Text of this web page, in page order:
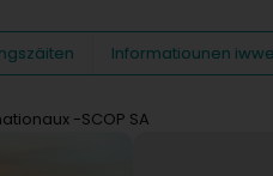
Informatiounen
-SCOP SA